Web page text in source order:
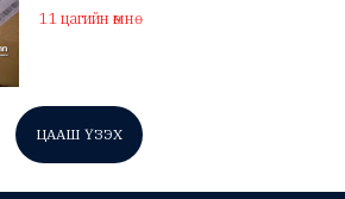
11 цагийн өмнө
ЦААШ ҮЗЭХ